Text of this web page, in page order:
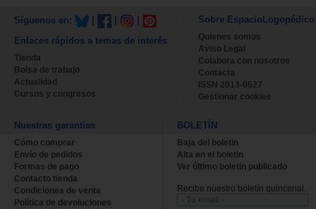
Síguenos en:
Enlaces rápidos a temas de interés
Tienda
Bolsa de trabajo
Actualidad
Cursos y congresos
Sobre EspacioLogopédico
Quienes somos
Aviso Legal
Colabora con nosotros
Contacta
ISSN 2013-0627
Gestionar cookies
Nuestras garantías
Cómo comprar
Envío de pedidos
Formas de pago
Contacto tienda
Condiciones de venta
Política de devoluciones
BOLETÍN
Baja del boletin
Alta en el boletin
Ver último boletin publicado
Recibe nuestro boletín quincenal.